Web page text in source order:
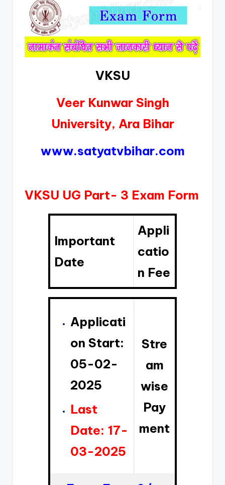
VKSU
Veer Kunwar Singh
University, Ara Bihar
www.satyatvbihar.com
VKSU UG Part- 3 Exam Form
Important
Date
Appli
catio
n Fee
Applicati
on Start:
05-02-
2025
Last
Date: 17-
03-2025
Stre
am
wise
Pay
ment